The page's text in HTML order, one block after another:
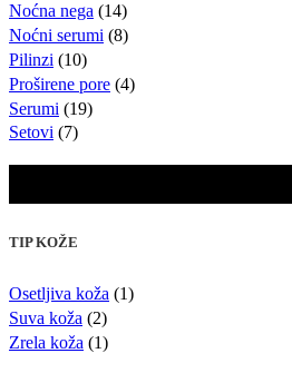
Noćna nega (14)
Noćni serumi (8)
Pilinzi (10)
Proširene pore (4)
Serumi (19)
Setovi (7)
TIP KOŽE
Osetljiva koža (1)
Suva koža (2)
Zrela koža (1)